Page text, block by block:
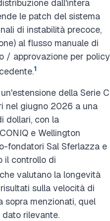
dall'intera
le patch del sistema
di instabilità precoce,
al flusso manuale di
/ approvazione per policy
1
della Serie C
nel giugno 2026 a una
dollari, con la
e Wellington
fondatori Sal Sferlazza e
il controllo di
valutano la longevità
sulla velocità di
sopra menzionati, quel
rilevante.